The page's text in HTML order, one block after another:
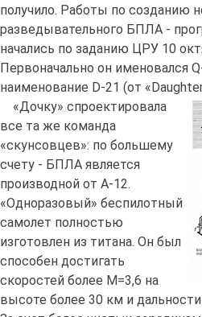
получило. Работы по созданию
разведывательного БПЛА -
начались по заданию ЦРУ 10
Первоначально он именовался
наименование D-21 (от
«Дочку» спроектировала
все та же команда
«скунсовцев»: по большему
счету - БПЛА является
производной от А-12.
«Одноразовый» беспилотный
самолет полностью
изготовлен из титана. Он был
способен достигать
скоростей более М=3,6 на
высоте более 30 км и